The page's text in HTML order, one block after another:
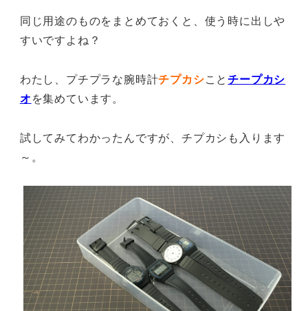
同じ用途のものをまとめておくと、使う時に出しや
すいですよね？
わたし、プチプラな腕時計チプカシことチープカシ
オを集めています。
試してみてわかったんですが、チプカシも入ります
～。